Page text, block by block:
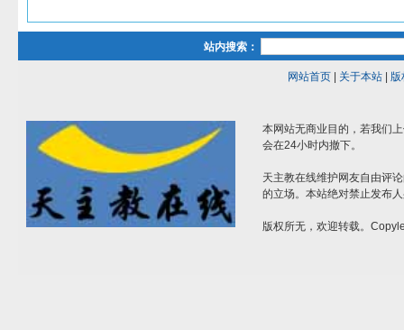
站内搜索：
网站首页| 关于本站| 版
本网站无商业目的，若我们
会在24小时内撤下。
天主教在线维护网友自由评
的立场。本站绝对禁止发布
版权所无，欢迎转载。